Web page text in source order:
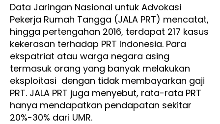
Data Jaringan Nasional untuk Advokasi
Pekerja Rumah Tangga (JALA PRT) mencatat,
hingga pertengahan 2016, terdapat 217 kasus
kekerasan terhadap PRT Indonesia. Para
ekspatriat atau warga negara asing
termasuk orang yang banyak melakukan
eksploitasi dengan tidak membayarkan gaji
PRT. JALA PRT juga menyebut, rata-rata PRT
hanya mendapatkan pendapatan sekitar
20%-30% dari UMR.